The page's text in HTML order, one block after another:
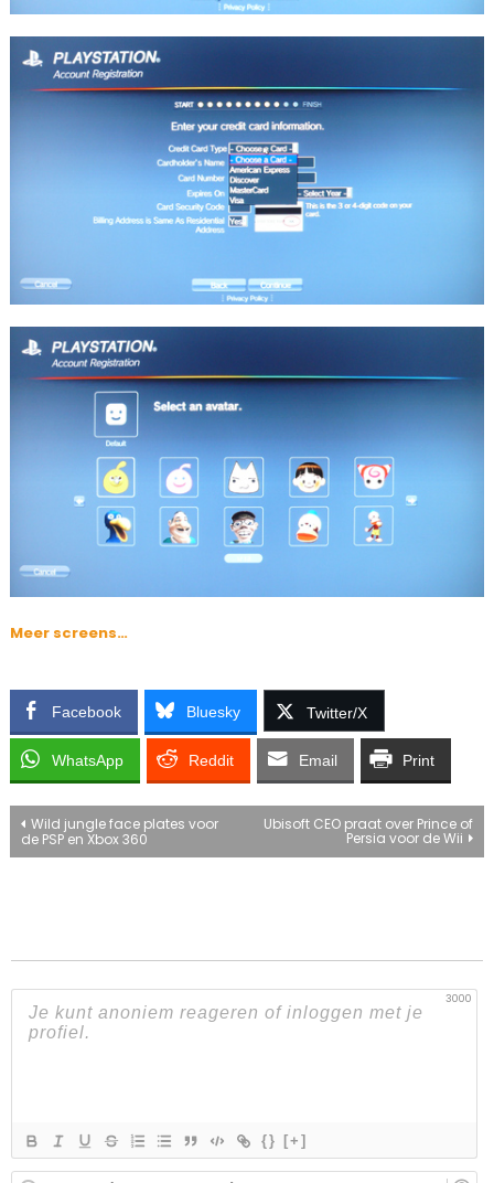
Meer screens…
Facebook Bluesky Twitter/X
WhatsApp Reddit Email Print
Bericht
Wild jungle face plates voor
de PSP en Xbox 360
Ubisoft CEO praat over Prince of
Persia voor de Wii
3000
{} [+]